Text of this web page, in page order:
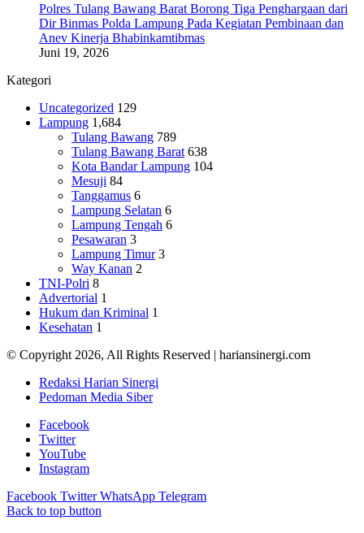
Polres Tulang Bawang Barat Borong Tiga Penghargaan dari
Dir Binmas Polda Lampung Pada Kegiatan Pembinaan dan
Anev Kinerja Bhabinkamtibmas
Juni 19, 2026
Kategori
Uncategorized 129
Lampung 1,684
Tulang Bawang 789
Tulang Bawang Barat 638
Kota Bandar Lampung 104
Mesuji 84
Tanggamus 6
Lampung Selatan 6
Lampung Tengah 6
Pesawaran 3
Lampung Timur 3
Way Kanan 2
TNI-Polri 8
Advertorial 1
Hukum dan Kriminal 1
Kesehatan 1
© Copyright 2026, All Rights Reserved | hariansinergi.com
Redaksi Harian Sinergi
Pedoman Media Siber
Facebook
Twitter
YouTube
Instagram
Facebook Twitter WhatsApp Telegram
Back to top button